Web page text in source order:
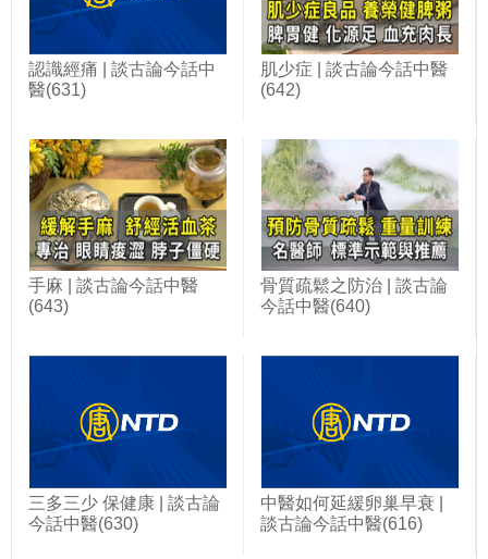
認識經痛 | 談古論今話中
醫(631)
肌少症 | 談古論今話中醫
(642)
手麻 | 談古論今話中醫
(643)
骨質疏鬆之防治 | 談古論
今話中醫(640)
三多三少 保健康 | 談古論
今話中醫(630)
中醫如何延緩卵巢早衰 |
談古論今話中醫(616)